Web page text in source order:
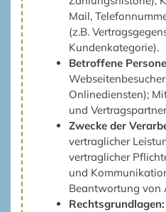
Mail,
(z.B.
Kundenkategorie).
Betroffene
Onlinediensten);
und
Zwecke der
vertraglicher
vertraglicher
und
Beantwortung von
Rechtsgrundlagen: